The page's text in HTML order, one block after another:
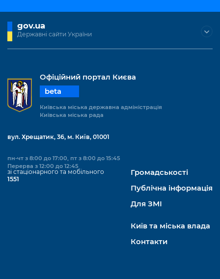
gov.ua
Державні сайти України
Офіційний портал Києва
beta
Київська міська державна адміністрація
Київська міська рада
вул. Хрещатик, 36, м. Київ, 01001
пн-чт з 8:00 до 17:00, пт з 8:00 до 15:45
Перерва з 12:00 до 12:45
зі стаціонарного та мобільного
1551
Громадськості
Публічна інформація
Для ЗМІ
Київ та міська влада
Контакти